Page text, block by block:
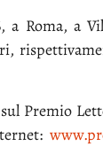
a Ro­ma, a
Pre­mio